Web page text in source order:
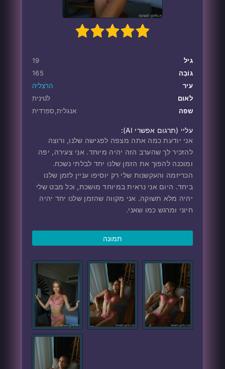
3 4 5
גיל
19
גוֹבַה
165
עיר
הרצליה
לאום
לֹטינית
שפה
אנגלית,ספרדית
עליי ‎(תרגום אפשרי AI):
אני יודעת כמה אתה מצפה לפגישה שלנו, ורוצה
להזכיר לך שהערב הזה יהיה מיוחד. אני צעירה, יפה
ומוכנה להפוך את הזמן שלנו יחד לבלתי נשכח.
הכריזמה והעקשנות שלי רק יוסיפו עניין לזמן שלנו
ביחד. היום אני נראית במיוחד מושכת, וכל מבט שלי
יהיה מלא תשוקה. אני מקווה שהזמן שלנו יחד יהיה
חיוני ומרגש כמו שאני.
תמונה